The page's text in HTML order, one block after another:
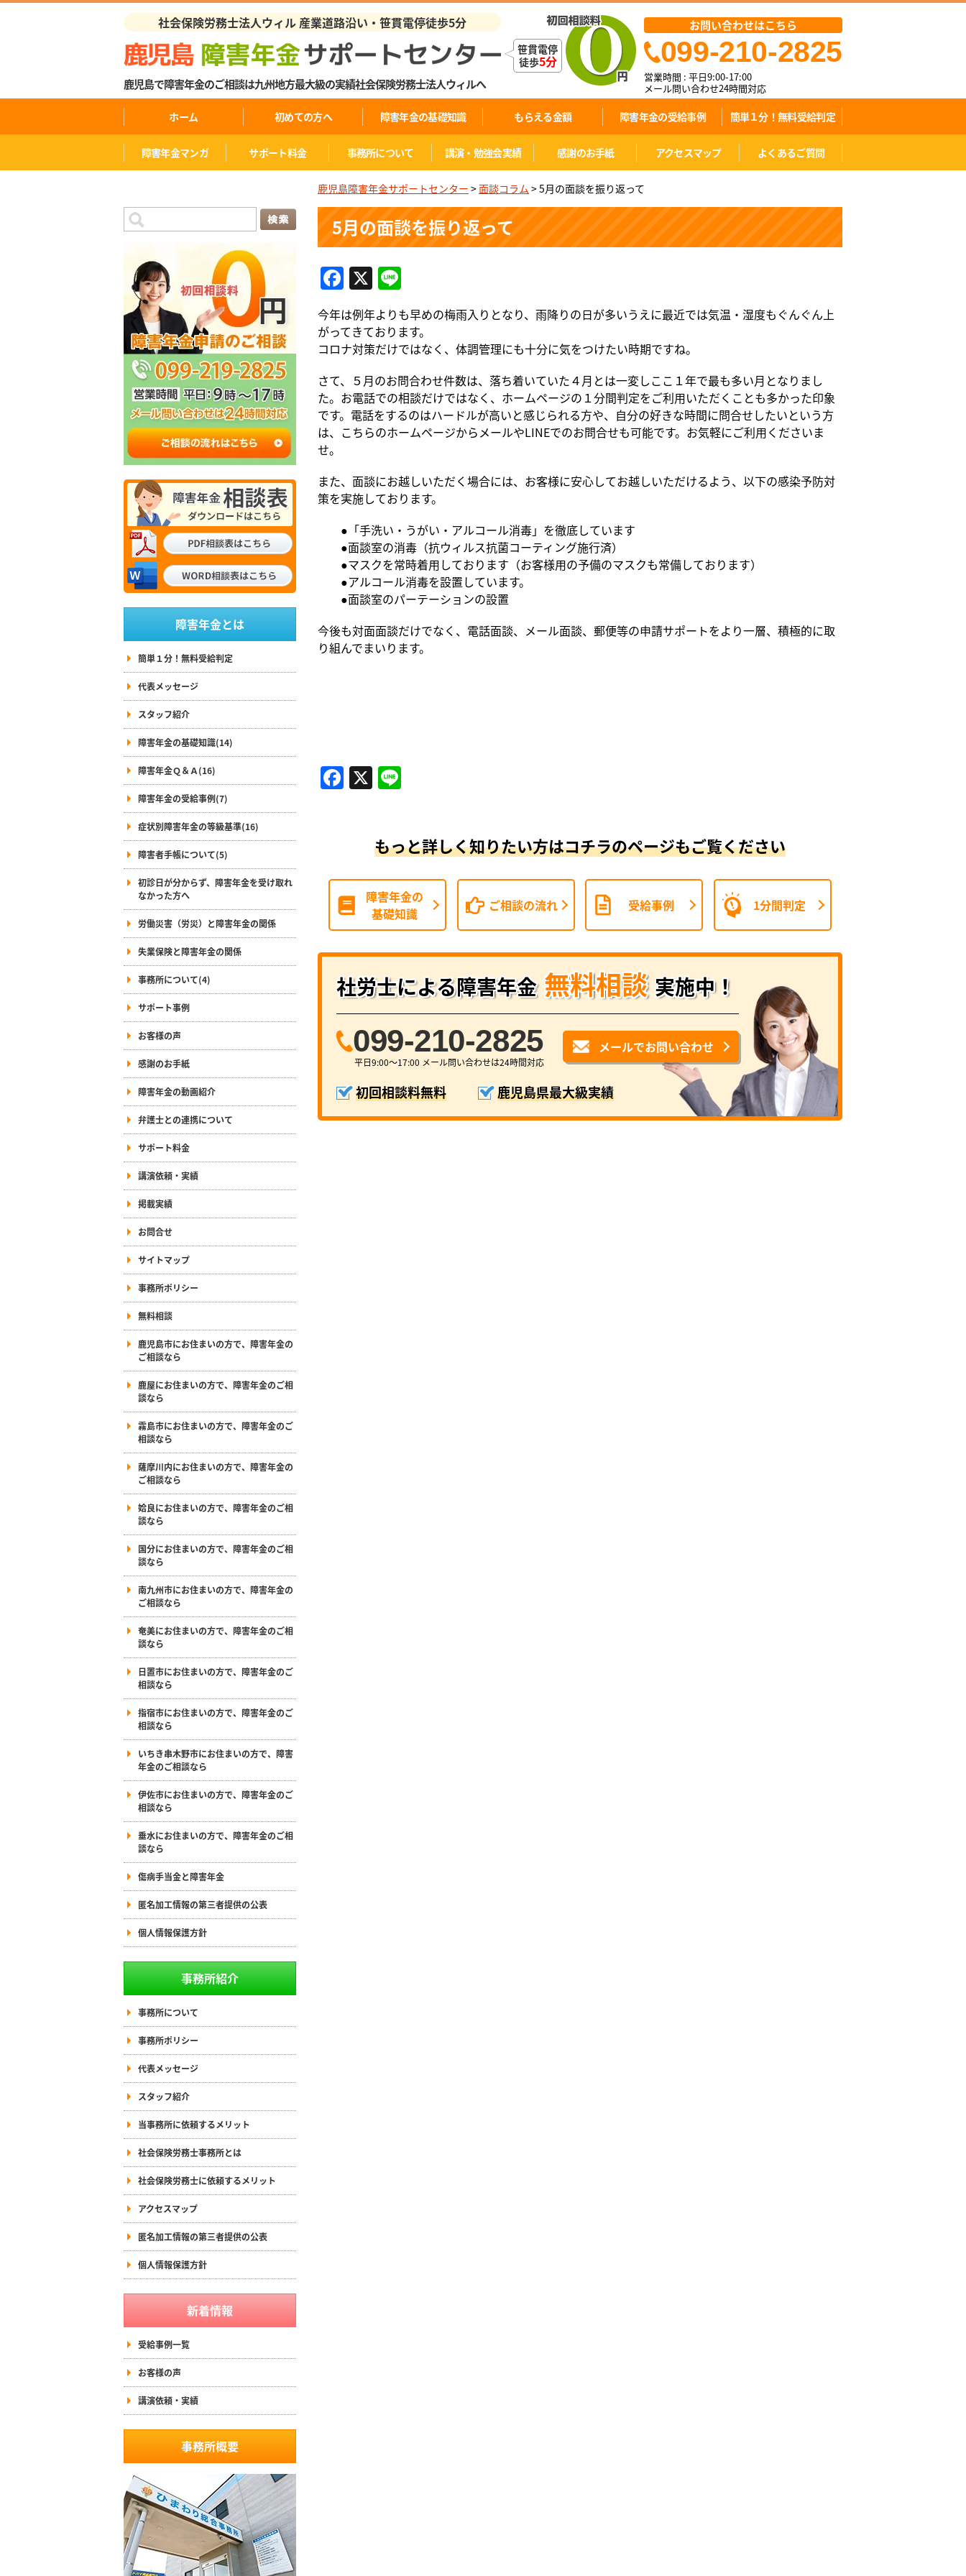
社会保険労務士法人ウィル 産業道路沿い・笹貫電停徒歩5分
笹貫電停
徒歩5分
鹿児島で障害年金のご相談は九州地方最大級の実績社会保険労務士法人ウィルへ
お問い合わせはこちら
099-210-2825
営業時間 : 平日9:00-17:00
メール問い合わせ24時間対応
ホーム 初めての方へ 障害年金の基礎知識 もらえる金額 障害年金の受給事例 簡単１分！無料受給判定
障害年金マンガ サポート料金 事務所について 講演・勉強会実績 感謝のお手紙 アクセスマップ よくあるご質問
鹿児島障害年金サポートセンター >面談コラム >5月の面談を振り返って
5月の面談を振り返って
Facebook
X
今年は例年よりも早めの梅雨入りとなり、雨降りの日が多いうえに最近では気温・湿度もぐんぐん上
がってきております。
コロナ対策だけではなく、体調管理にも十分に気をつけたい時期ですね。
さて、５月のお問合わせ件数は、落ち着いていた４月とは一変しここ１年で最も多い月となりまし
た。お電話での相談だけではなく、ホームページの１分間判定をご利用いただくことも多かった印象
です。電話をするのはハードルが高いと感じられる方や、自分の好きな時間に問合せしたいという方
は、こちらのホームページからメールやLINEでのお問合せも可能です。お気軽にご利用くださいま
せ。
また、面談にお越しいただく場合には、お客様に安心してお越しいただけるよう、以下の感染予防対
策を実施しております。
●「手洗い・うがい・アルコール消毒」を徹底しています
●面談室の消毒（抗ウィルス抗菌コーティング施行済）
●マスクを常時着用しております（お客様用の予備のマスクも常備しております）
●アルコール消毒を設置しています。
●面談室のパーテーションの設置
今後も対面面談だけでなく、電話面談、メール面談、郵便等の申請サポートをより一層、積極的に取
り組んでまいります。
Facebook
X
もっと詳しく知りたい方はコチラのページもご覧ください
障害年金の
基礎知識
ご相談の流れ 受給事例 1分間判定
社労士による障害年金 無料相談 実施中！
099-210-2825
平日9:00〜17:00 メール問い合わせは24時間対応
メールでお問い合わせ
初回相談料無料 鹿児島県最大級実績
障害年金とは
簡単１分！無料受給判定
代表メッセージ
スタッフ紹介
障害年金の基礎知識(14)
障害年金Ｑ＆Ａ(16)
障害年金の受給事例(7)
症状別障害年金の等級基準(16)
障害者手帳について(5)
初診日が分からず、障害年金を受け取れ
なかった方へ
労働災害（労災）と障害年金の関係
失業保険と障害年金の関係
事務所について(4)
サポート事例
お客様の声
感謝のお手紙
障害年金の動画紹介
弁護士との連携について
サポート料金
講演依頼・実績
掲載実績
お問合せ
サイトマップ
事務所ポリシー
無料相談
鹿児島市にお住まいの方で、障害年金の
ご相談なら
鹿屋にお住まいの方で、障害年金のご相
談なら
霧島市にお住まいの方で、障害年金のご
相談なら
薩摩川内にお住まいの方で、障害年金の
ご相談なら
姶良にお住まいの方で、障害年金のご相
談なら
国分にお住まいの方で、障害年金のご相
談なら
南九州市にお住まいの方で、障害年金の
ご相談なら
奄美にお住まいの方で、障害年金のご相
談なら
日置市にお住まいの方で、障害年金のご
相談なら
指宿市にお住まいの方で、障害年金のご
相談なら
いちき串木野市にお住まいの方で、障害
年金のご相談なら
伊佐市にお住まいの方で、障害年金のご
相談なら
垂水にお住まいの方で、障害年金のご相
談なら
傷病手当金と障害年金
匿名加工情報の第三者提供の公表
個人情報保護方針
事務所紹介
事務所について
事務所ポリシー
代表メッセージ
スタッフ紹介
当事務所に依頼するメリット
社会保険労務士事務所とは
社会保険労務士に依頼するメリット
アクセスマップ
匿名加工情報の第三者提供の公表
個人情報保護方針
新着情報
受給事例一覧
お客様の声
講演依頼・実績
事務所概要